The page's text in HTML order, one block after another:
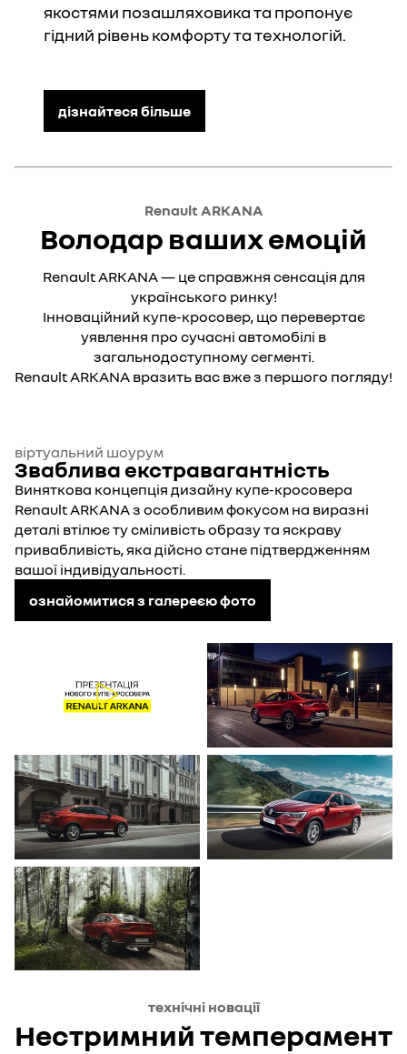
якостями позашляховика та пропонує
гідний рівень комфорту та технологій.
дізнайтеся більше
Renault ARKANA
Володар ваших емоцій
Renault ARKANA — це справжня сенсація для
українського ринку!
Інноваційний купе-кросовер, що перевертає
уявлення про сучасні автомобілі в
загальнодоступному сегменті.
Renault ARKANA вразить вас вже з першого погляду!
віртуальний шоурум
Зваблива екстравагантність
Виняткова концепція дизайну купе-кросовера
Renault ARKANA з особливим фокусом на виразні
деталі втілює ту сміливість образу та яскраву
привабливість, яка дійсно стане підтвердженням
вашої індивідуальності.
ознайомитися з галереєю фото
технічні новації
Нестримний темперамент